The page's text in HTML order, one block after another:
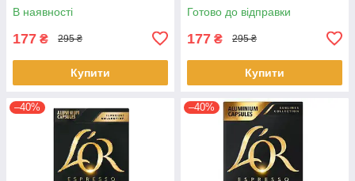
В наявності
177 ₴ 295 ₴
Купити
Готово до відправки
177 ₴ 295 ₴
Купити
–40% –40%